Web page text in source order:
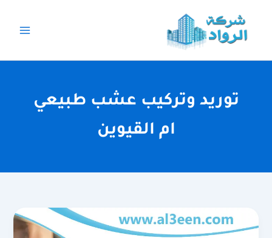
المحتوى
توريد وتركيب عشب طبيعي
ام القيوين